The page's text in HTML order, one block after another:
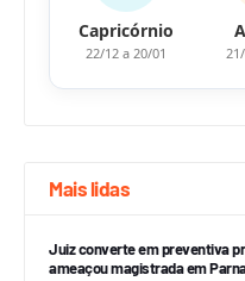
Capricórnio
22/12 a 20/01
Mais lidas
Juiz converte em preventiva
ameaçou magistrada em